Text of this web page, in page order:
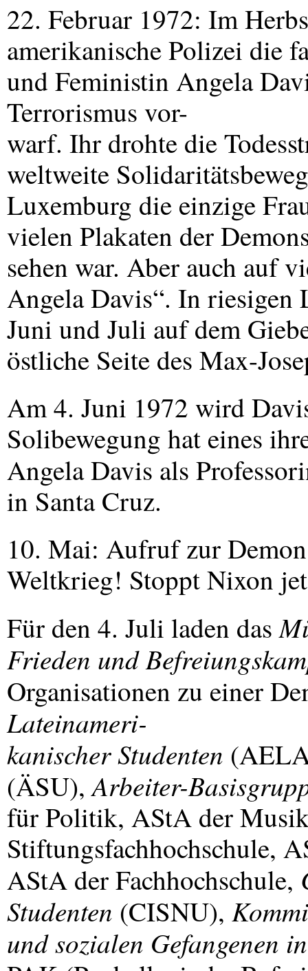
22. Februar 1972: Im
amerikanische Polizei die
und Feministin Angela
Terrorismus vor-
warf. Ihr drohte die
weltweite
Luxemburg die einzige
vielen Plakaten der
sehen war. Aber auch auf
Angela Davis“. In riesigen
Juni und Juli auf dem
östliche Seite des Max-
Am 4. Juni 1972 wird
Solibewegung hat eines
Angela Davis als
in Santa Cruz.
10. Mai: Aufruf zur
Weltkrieg! Stoppt Nixon
Für den 4. Juli laden das
Frieden und
Organisationen zu einer
Lateinameri-
kanischer Studenten (
(ÄSU),Arbeiter-
für Politik, AStA der
Stiftungsfachhochschule,
AStA der Fachhochschule,
Studenten (CISNU),
und sozialen Gefangenen